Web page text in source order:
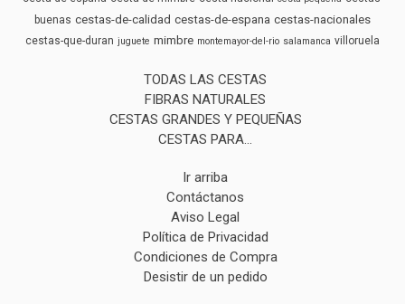
buenas cestas-de-calidad cestas-de-espana cestas-nacionales
cestas-que-duran juguete mimbre montemayor-del-rio salamanca villoruela
TODAS LAS CESTAS
FIBRAS NATURALES
CESTAS GRANDES Y PEQUEÑAS
CESTAS PARA...
Ir arriba
Contáctanos
Aviso Legal
Política de Privacidad
Condiciones de Compra
Desistir de un pedido